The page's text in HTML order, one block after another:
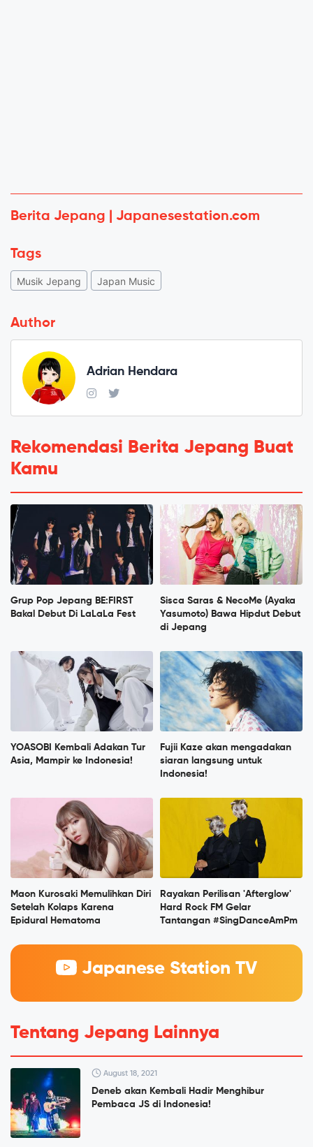
Berita Jepang | Japanesestation.com
Tags
Musik Jepang Japan Music
Author
Adrian Hendara
Rekomendasi Berita Jepang Buat
Kamu
Grup Pop Jepang BE:FIRST
Bakal Debut Di LaLaLa Fest
Sisca Saras & NecoMe (Ayaka
Yasumoto) Bawa Hipdut Debut
di Jepang
YOASOBI Kembali Adakan Tur
Asia, Mampir ke Indonesia!
Fujii Kaze akan mengadakan
siaran langsung untuk
Indonesia!
Maon Kurosaki Memulihkan Diri
Setelah Kolaps Karena
Epidural Hematoma
Rayakan Perilisan 'Afterglow'
Hard Rock FM Gelar
Tantangan #SingDanceAmPm
Japanese Station TV
Tentang Jepang Lainnya
August 18, 2021
Deneb akan Kembali Hadir Menghibur
Pembaca JS di Indonesia!